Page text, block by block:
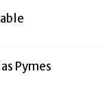
Pymes